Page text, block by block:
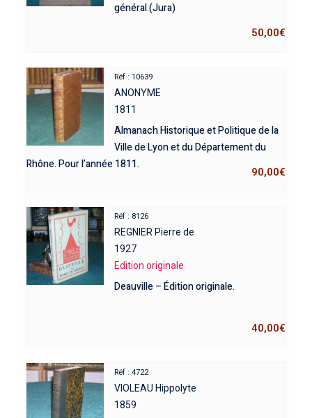
général.(Jura)
50,00€
Réf : 10639
ANONYME
1811
Almanach Historique et Politique de la
Ville de Lyon et du Département du
Rhône. Pour l’année 1811.
90,00€
Réf : 8126
REGNIER Pierre de
1927
Edition originale
Deauville – Édition originale.
40,00€
Réf : 4722
VIOLEAU Hippolyte
1859